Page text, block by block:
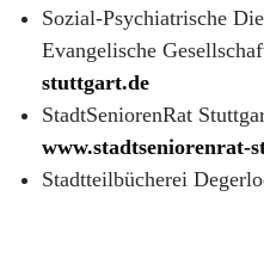
Sozial-Psychiatrische
Evangelische
stuttgart.de
StadtSeniorenRat
www.stadtseniorenrat-
Stadtteilbücherei